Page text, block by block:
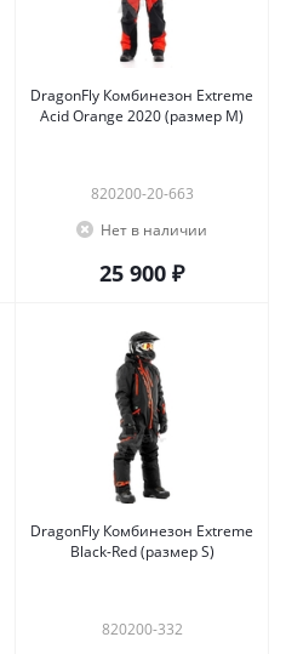
DragonFly Комбинезон Extreme
Acid Orange 2020 (размер M)
820200-20-663
Нет в наличии
25 900 ₽
DragonFly Комбинезон Extreme
Black-Red (размер S)
820200-332